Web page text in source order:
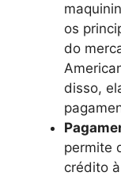
os
do
disso,
permite
crédito